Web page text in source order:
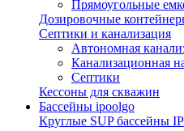
Прямоугольные
Дозировочные
Септики и канализация
Автономная
Канализационная
Септики
Кессоны для скважин
Бассейны ipoolgo
Круглые SUP бассейны